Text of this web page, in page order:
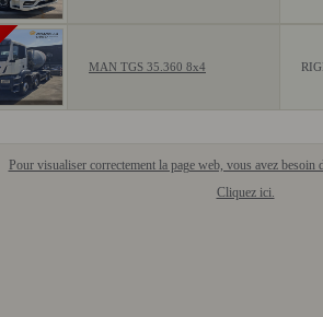
MAN TGS 35.360 8x4
Pour visualiser correctement la page web, vous avez
Cliquez ici.